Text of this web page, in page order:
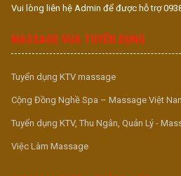
Vui lòng liên hệ Admin để được hỗ trợ
MASSAGE VUA TUYỂN DỤNG
Tuyển dụng KTV massage
Cộng Đồng Nghề Spa – Massage Việt
Tuyển dụng KTV, Thu Ngân, Quản Lý -
Việc Làm Massage